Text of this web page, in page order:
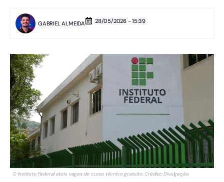
GABRIEL ALMEIDA 28/05/2026 - 15:39
O Instituto Federal abriu vagas de curso técnico gratuito. Crédito: Divulgação